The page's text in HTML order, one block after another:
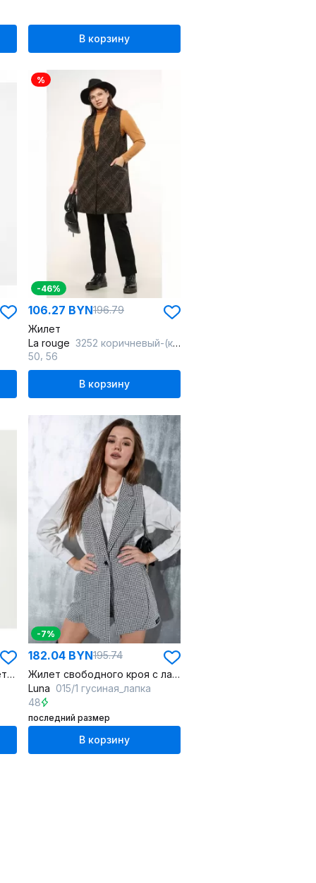
В корзину
%
-46%
106.27 BYN196.79
Жилет
La rouge 3252 коричневый-(клетка)
50 56
В корзину
Демисезонный жилет в клетку для повседневного стиля
-7%
182.04 BYN195.74
Жилет свободного кроя с лацканами из текстиля
Luna 015/1 гусиная_лапка
48
последний размер
В корзину